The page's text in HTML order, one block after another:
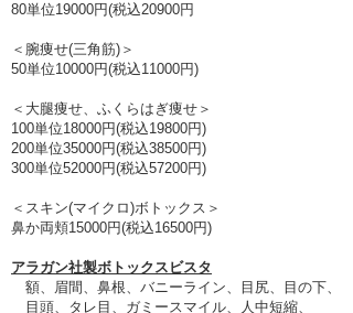
​80単位19000円(税込20900円
＜腕痩せ(三角筋)＞
​50単位10000円(税込11000円)
​＜大腿痩せ、ふくらはぎ痩せ＞
​100単位18000円(税込19800円)
​200単位35000円(税込38500円)
​300単位52000円(税込57200円)
＜スキン(マイクロ)ボトックス＞
​鼻か両頬15000円(税込16500円)
アラガン社製ボトックスビスタ
額、眉間、鼻根、バニーライン、目尻、目の下、
目頭、タレ目、ガミースマイル、人中短縮、